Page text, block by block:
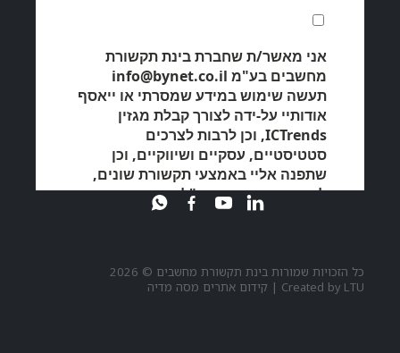
כל הזכויות שמורות בינת תקשורת מחשבים © 2026
Created by LTU
| קידום אתרים מסה מדיה